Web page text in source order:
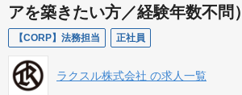
アを築きたい方／経験年数不問）
【CORP】法務担当 正社員
ラクスル株式会社 の求人一覧